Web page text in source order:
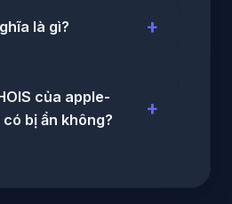
là gì?
của apple-
bị ẩn không?